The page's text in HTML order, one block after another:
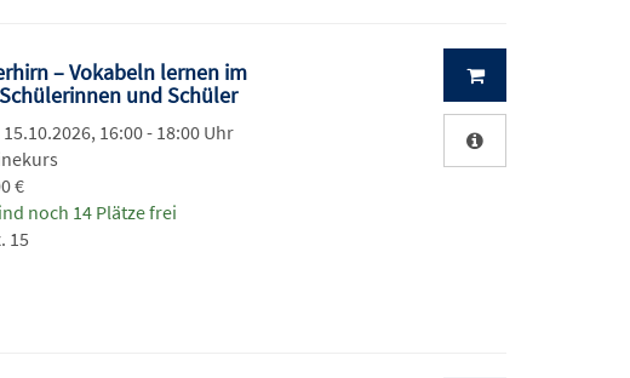
– Vokabeln lernen im
und Schüler
15.10.2026, 16:00 - 18:00 Uhr
€
noch 14 Plätze frei
15